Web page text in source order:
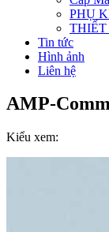
PHỤ
Tin tức
Hình ảnh
Liên hệ
AMP-
Kiểu xem: